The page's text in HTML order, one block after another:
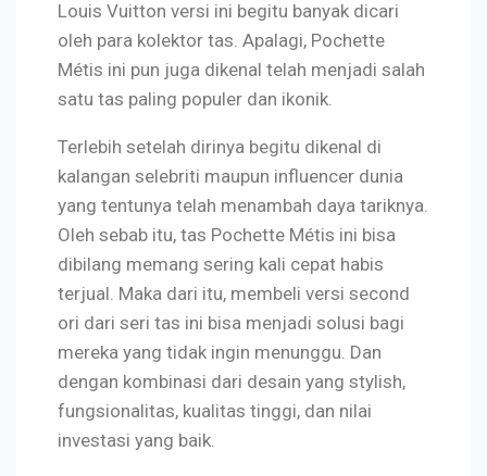
Louis Vuitton versi ini begitu banyak dicari
oleh para kolektor tas. Apalagi, Pochette
Métis ini pun juga dikenal telah menjadi salah
satu tas paling populer dan ikonik.
Terlebih setelah dirinya begitu dikenal di
kalangan selebriti maupun influencer dunia
yang tentunya telah menambah daya tariknya.
Oleh sebab itu, tas Pochette Métis ini bisa
dibilang memang sering kali cepat habis
terjual. Maka dari itu, membeli versi second
ori dari seri tas ini bisa menjadi solusi bagi
mereka yang tidak ingin menunggu. Dan
dengan kombinasi dari desain yang stylish,
fungsionalitas, kualitas tinggi, dan nilai
investasi yang baik.